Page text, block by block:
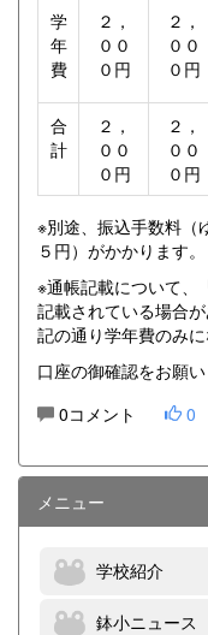
学
年
費
２，
００
０円
２，
００
０円
合
計
２，
００
０円
２，
００
０円
※別途、振込手数料
５円）がかかります。
※通帳記載について、
記載されている場合
記の通り学年費のみに
口座の御確認をお願い
0コメント
0
メニュー
学校紹介
鉢小ニュース